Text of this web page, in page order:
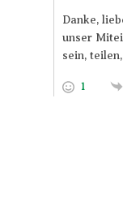
Danke,
unser
sein,
1